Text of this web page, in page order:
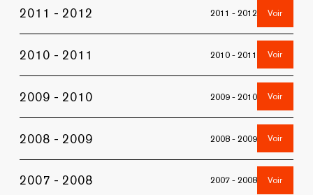
2011 - 2012 2011 - 2012 Voir
2010 - 2011 2010 - 2011 Voir
2009 - 2010 2009 - 2010 Voir
2008 - 2009 2008 - 2009 Voir
2007 - 2008 2007 - 2008 Voir